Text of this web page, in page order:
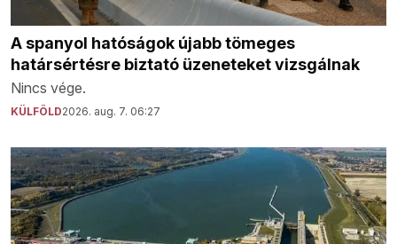
A spanyol hatóságok újabb tömeges
határsértésre biztató üzeneteket vizsgálnak
Nincs vége.
KÜLFÖLD2026. aug. 7. 06:27